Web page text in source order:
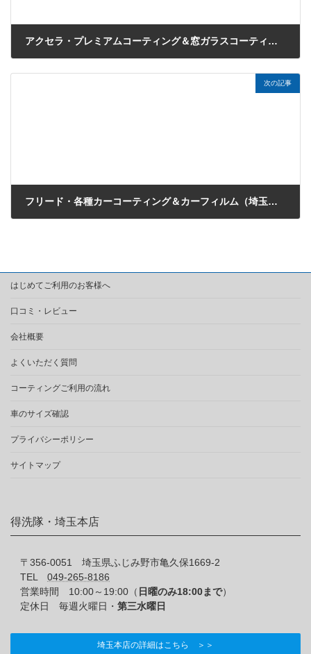
アクセラ・プレミアムコーティング＆窓ガラスコーティング（埼玉県入間市のT様）
次の記事
フリード・各種カーコーティング＆カーフィルム（埼玉県志木市のK様）
はじめてご利用のお客様へ
口コミ・レビュー
会社概要
よくいただく質問
コーティングご利用の流れ
車のサイズ確認
プライバシーポリシー
サイトマップ
得洗隊・埼玉本店
〒356-0051 埼玉県ふじみ野市亀久保1669-2
TEL 049-265-8186
営業時間 10:00～19:00（ 日曜のみ18:00まで）
定休日 毎週火曜日・ 第三水曜日
埼玉本店の詳細はこちら ＞＞